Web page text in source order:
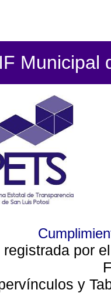
Municipal
registrada por
y